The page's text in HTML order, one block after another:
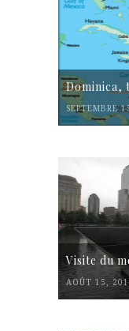
Dominica,
SEPTEMBRE
Visite du
AOÛT 15,